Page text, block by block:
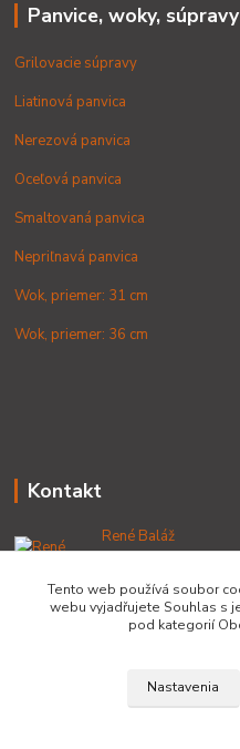
Panvice, woky, súpravy
Grilovacie súpravy
Liatinová panvica
Nerezová panvica
Oceľová panvica
Smaltovaná panvica
Nepriľnavá panvica
Wok, priemer: 31 cm
Wok, priemer: 36 cm
Kontakt
René Baláž
+421 902 212
od 8:00 - do 16:00 hod
info@lacnekotliky.sk
Tento web používá soubor
webu vyjadřujete Souhlas s
pod kategorií
Nastavenia